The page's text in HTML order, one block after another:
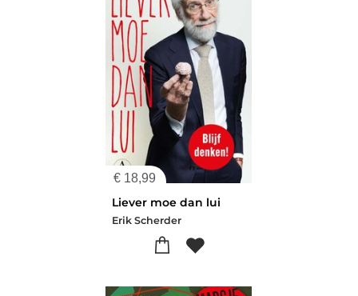
€ 18,99
Liever moe dan lui
Erik Scherder